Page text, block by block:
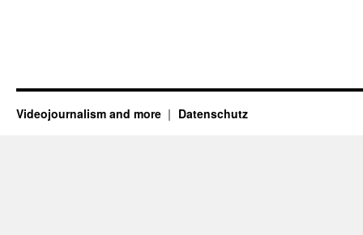
Videojournalism and more Datenschutz